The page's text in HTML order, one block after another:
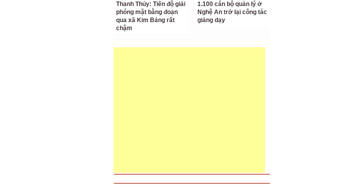
Thanh Thủy: Tiến độ giải
phóng mặt bằng đoạn
qua xã Kim Bảng rất
chậm
1.100 cán bộ quản lý ở
Nghệ An trở lại công tác
giảng dạy